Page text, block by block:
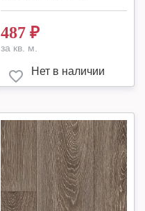
487 ₽
за кв. м.
Нет в наличии